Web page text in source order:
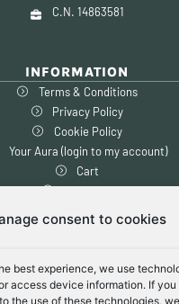
consent to cookies
best experience, we use
access device information. If
the use of these technologies,
C.N. 14863581
INFORMATION
Terms & Conditions
Privacy Policy
Cookie Policy
Your Aura (login to my account)
Cart
Checkout
1-14 days global delivery
Free shipping within US & Canada